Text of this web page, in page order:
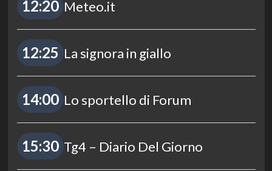
12:20 Meteo.it
12:25 La signora in giallo
14:00 Lo sportello di Forum
15:30 Tg4 – Diario Del Giorno